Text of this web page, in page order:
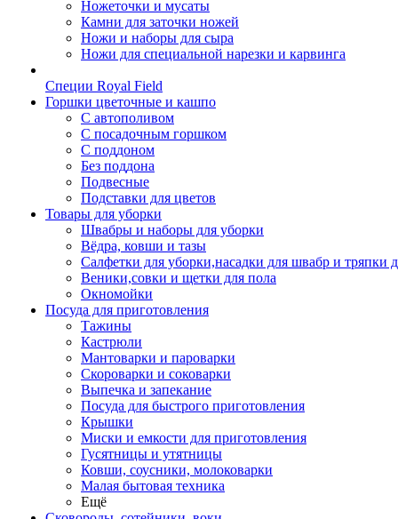
Ножеточки и мусаты
Камни для заточки ножей
Ножи и наборы для сыра
Ножи для специальной нарезки и карвинга
Специи Royal Field
Горшки цветочные и кашпо
С автополивом
С посадочным горшком
С поддоном
Без поддона
Подвесные
Подставки для цветов
Товары для уборки
Швабры и наборы для уборки
Вёдра, ковши и тазы
Салфетки для уборки,насадки для швабр и тряпки
Веники,совки и щетки для пола
Окномойки
Посуда для приготовления
Тажины
Кастрюли
Мантоварки и пароварки
Скороварки и соковарки
Выпечка и запекание
Посуда для быстрого приготовления
Крышки
Миски и емкости для приготовления
Гусятницы и утятницы
Ковши, соусники, молоковарки
Малая бытовая техника
Ещё